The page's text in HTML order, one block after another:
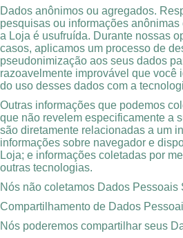
Dados anônimos ou agregados.
pesquisas ou informações
a Loja é usufruída. Durante nossas
casos, aplicamos um processo de
pseudonimização aos seus dados
razoavelmente improvável que você
do uso desses dados com a
Outras informações que podemos
que não revelem especificamente a
são diretamente relacionadas a um
informações sobre navegador e
Loja; e informações coletadas por
outras tecnologias.
Nós não coletamos Dados Pessoais
Compartilhamento de Dados
Nós poderemos compartilhar seus